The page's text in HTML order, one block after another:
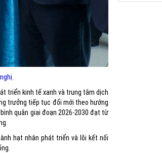
triển kinh tế xanh và trung tâm dịch
trưởng tiếp tục đổi mới theo hướng
quân giai đoạn 2026-2030 đạt từ
hạt nhân phát triển và lõi kết nối